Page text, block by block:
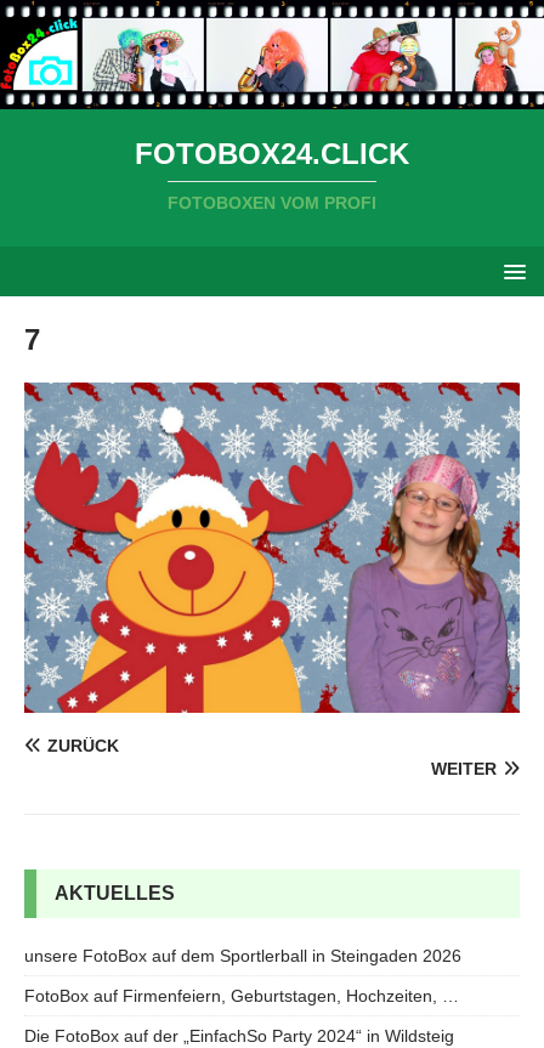
FOTOBOX24.CLICK
FOTOBOXEN VOM PROFI
7
ZURÜCK
WEITER
AKTUELLES
unsere FotoBox auf dem Sportlerball in Steingaden 2026
FotoBox auf Firmenfeiern, Geburtstagen, Hochzeiten, …
Die FotoBox auf der „EinfachSo Party 2024“ in Wildsteig